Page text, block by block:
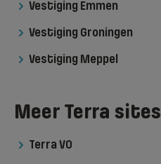
Vestiging Emmen
Vestiging Groningen
Vestiging Meppel
Meer Terra sites
Terra VO